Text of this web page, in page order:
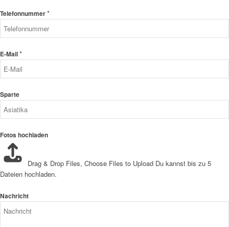
Telefonnummer*
E-Mail*
Sparte
Fotos hochladen
Drag & Drop Files, Choose Files to Upload Du kannst bis zu 5
Dateien hochladen.
Nachricht